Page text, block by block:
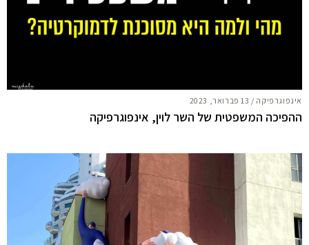
אינפוגרפיקה / 13 פברואר, 2023
ההפיכה המשפטית של השר לוין, אינפוגרפיקה